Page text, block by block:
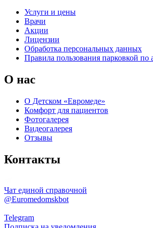
Услуги и цены
Врачи
Акции
Лицензии
Обработка персональных данных
Правила пользования парковкой по
О нас
О Детском «Евромеде»
Комфорт для пациентов
Фотогалерея
Видеогалерея
Отзывы
Контакты
Чат единой справочной
@Euromedomskbot
Telegram